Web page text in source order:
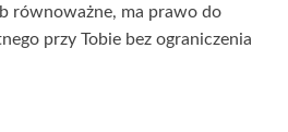
równoważne, ma prawo do
przy Tobie bez ograniczenia